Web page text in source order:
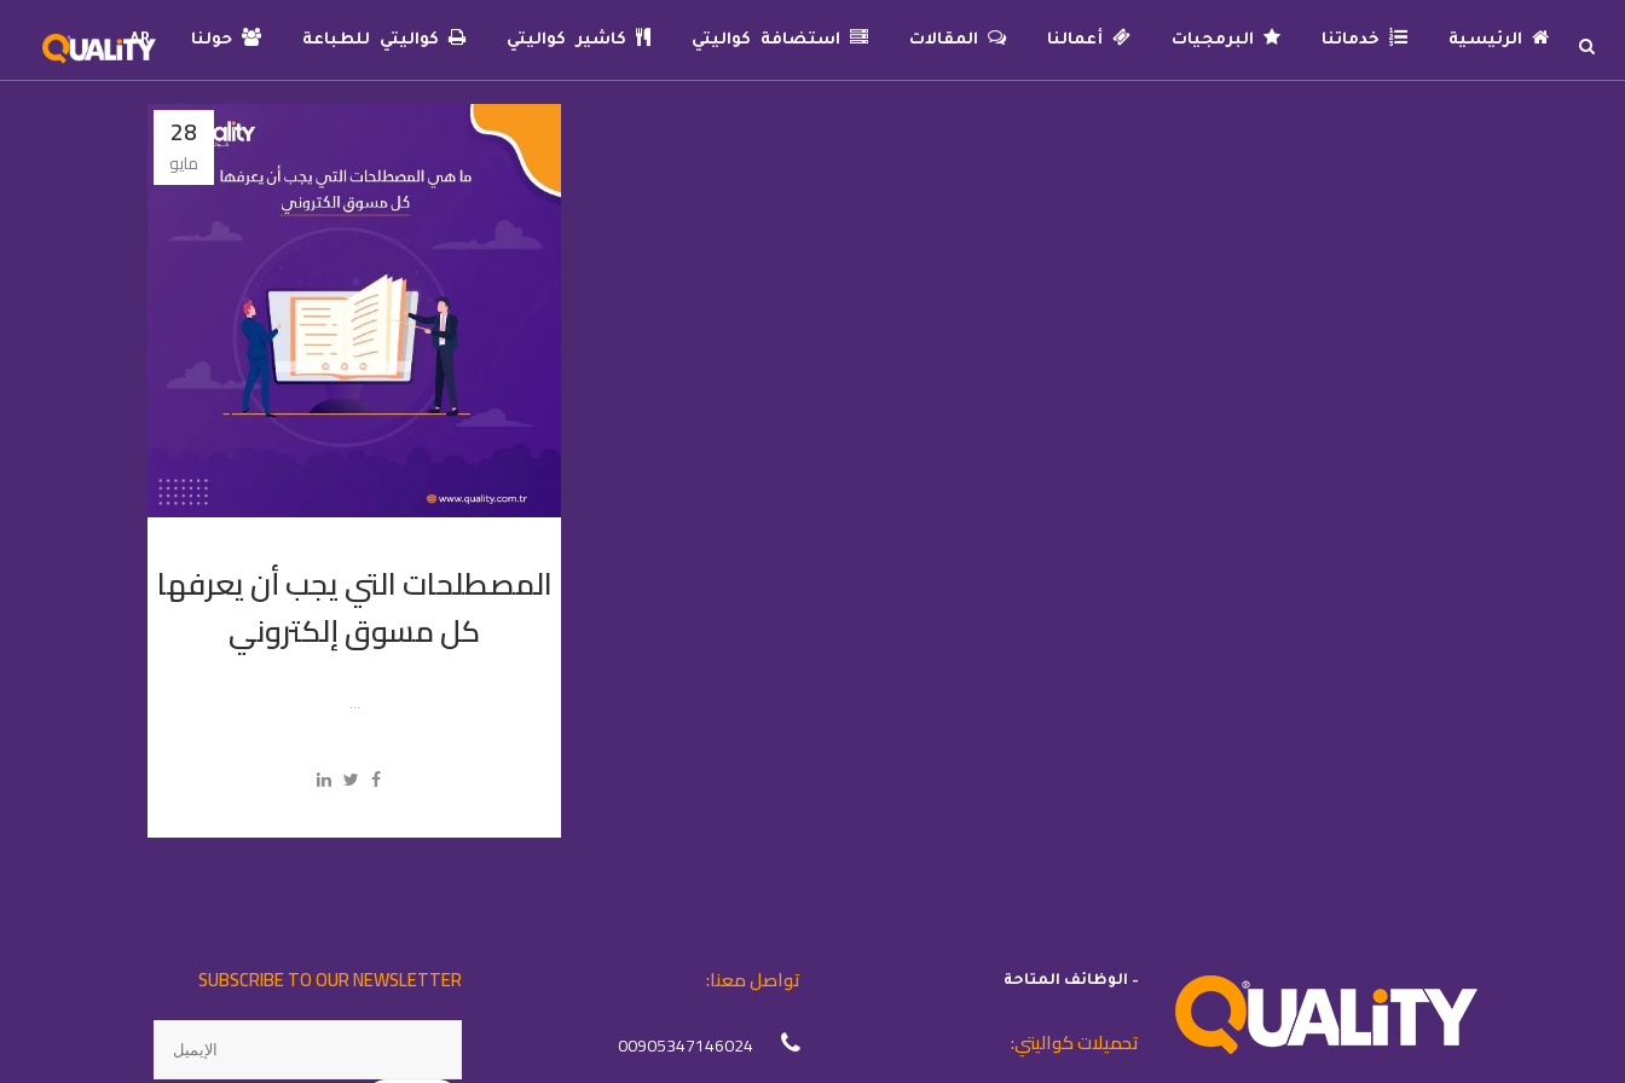
الرئيسية خدماتنا البرمجيات أعمالنا المقالات استضافة كواليتي كاشير كواليتي كواليتي للطباعة حولنا AR
28
مايو
المصطلحات التي يجب أن يعرفها
كل مسوق إلكتروني
...
– الوظائف المتاحة
تحميلات كواليتي:
تواصل معنا:
00905347146024
SUBSCRIBE TO OUR NEWSLETTER